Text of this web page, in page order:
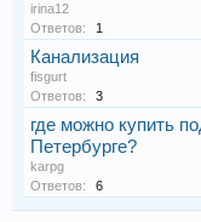
irina12
Ответов:
1
Канализация
fisgurt
Ответов:
3
где можно купить
Петербурге?
karpg
Ответов:
6